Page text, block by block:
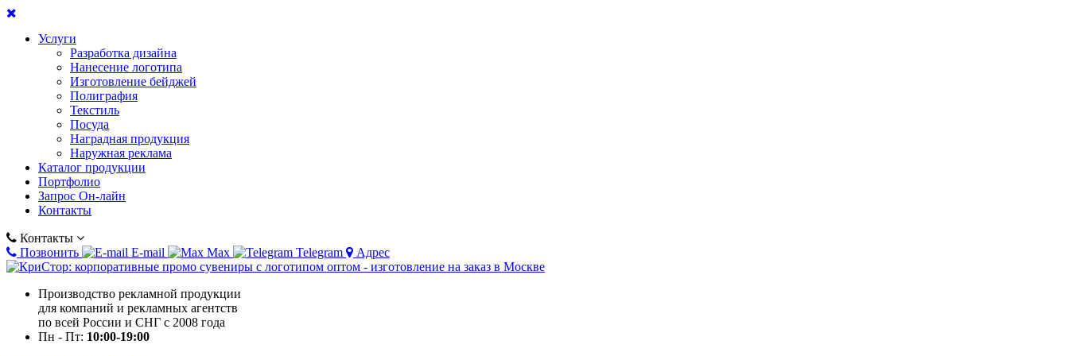
Услуги
Разработка дизайна
Нанесение логотипа
Изготовление бейджей
Полиграфия
Текстиль
Посуда
Наградная продукция
Наружная реклама
Каталог продукции
Портфолио
Запрос Он-лайн
Контакты
Контакты
Позвонить
E-mail Max Telegram Адрес
Производство рекламной продукции
для компаний и рекламных агентств
по всей России и СНГ с 2008 года
Пн - Пт: 10:00-19:00